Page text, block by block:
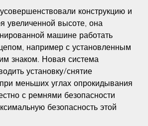
конструкцию и
увеличенной высоте, она
машине работать
например с установленным
знаком. Новая система
установку/снятие
меньших углах опрокидывания
с ремнями безопасности
безопасность этой